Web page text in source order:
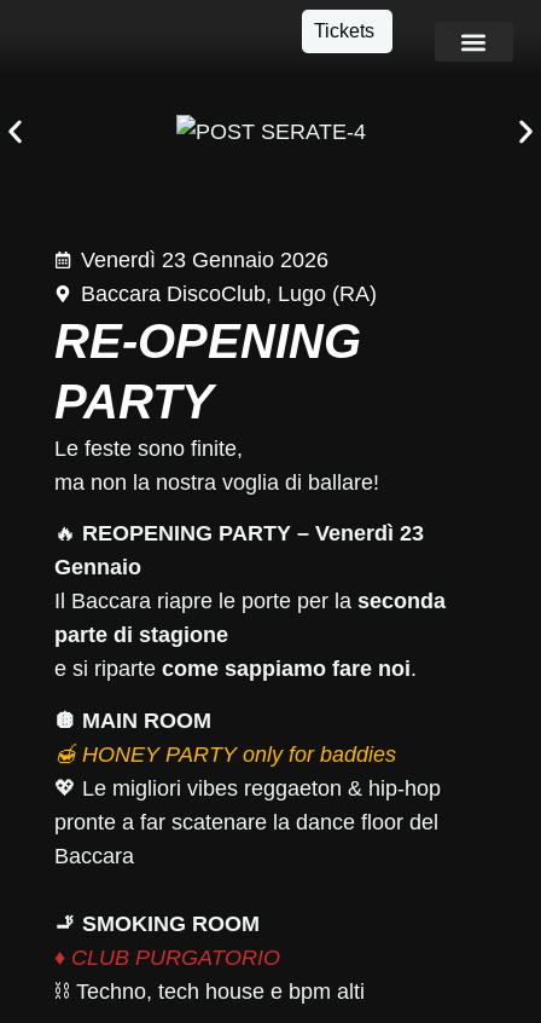
Tickets
Venerdì 23 Gennaio 2026
Baccara DiscoClub, Lugo (RA)
RE-OPENING
PARTY
Le feste sono finite,
ma non la nostra voglia di ballare!
🔥 REOPENING PARTY – Venerdì 23
Gennaio
Il Baccara riapre le porte per la seconda
parte di stagione
e si riparte come sappiamo fare noi.
🪩 MAIN ROOM
🍯 HONEY PARTY only for baddies
💖 Le migliori vibes reggaeton & hip-hop
pronte a far scatenare la dance floor del
Baccara
🚬 SMOKING ROOM
♦️ CLUB PURGATORIO
⛓️ Techno, tech house e bpm alti